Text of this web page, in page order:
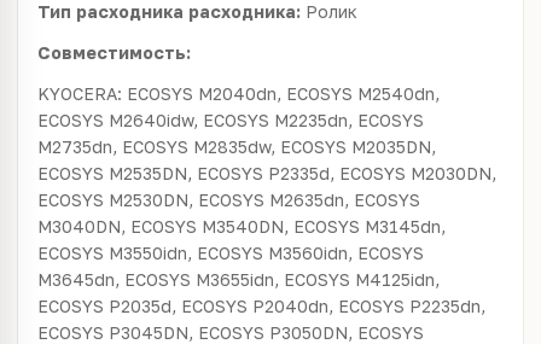
Тип расходника расходника: Ролик
Совместимость:
KYOCERA: ECOSYS M2040dn, ECOSYS M2540dn,
ECOSYS M2640idw, ECOSYS M2235dn, ECOSYS
M2735dn, ECOSYS M2835dw, ECOSYS M2035DN,
ECOSYS M2535DN, ECOSYS P2335d, ECOSYS M2030DN,
ECOSYS M2530DN, ECOSYS M2635dn, ECOSYS
M3040DN, ECOSYS M3540DN, ECOSYS M3145dn,
ECOSYS M3550idn, ECOSYS M3560idn, ECOSYS
M3645dn, ECOSYS M3655idn, ECOSYS M4125idn,
ECOSYS P2035d, ECOSYS P2040dn, ECOSYS P2235dn,
ECOSYS P3045DN, ECOSYS P3050DN, ECOSYS